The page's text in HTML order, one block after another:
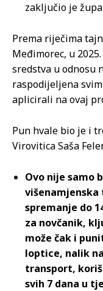
zaključio je
Prema riječima
Međimorec, u
sredstva u odnosu
raspodijeljena
aplicirali na ovaj
Pun hvale bio je i
Virovitica Saša
Ovo nije samo
spremanje do
za novčanik,
može čak i
loptice, nalik
transport,
svih 7 dana u